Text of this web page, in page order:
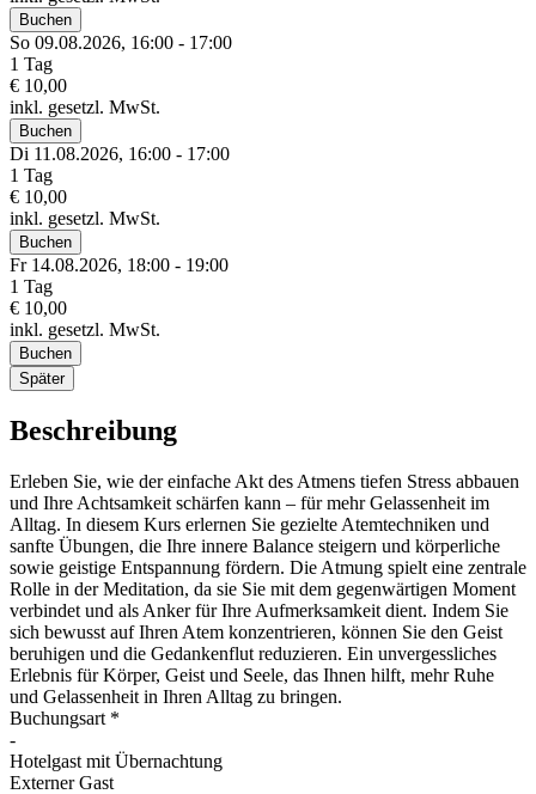
Buchen
So 09.08.2026, 16:00 - 17:00
1 Tag
€ 10,00
inkl. gesetzl. MwSt.
Buchen
Di 11.08.2026, 16:00 - 17:00
1 Tag
€ 10,00
inkl. gesetzl. MwSt.
Buchen
Fr 14.08.2026, 18:00 - 19:00
1 Tag
€ 10,00
inkl. gesetzl. MwSt.
Buchen
Später
Beschreibung
Erleben Sie, wie der einfache Akt des Atmens tiefen Stress abbauen
und Ihre Achtsamkeit schärfen kann – für mehr Gelassenheit im
Alltag. In diesem Kurs erlernen Sie gezielte Atemtechniken und
sanfte Übungen, die Ihre innere Balance steigern und körperliche
sowie geistige Entspannung fördern. Die Atmung spielt eine zentrale
Rolle in der Meditation, da sie Sie mit dem gegenwärtigen Moment
verbindet und als Anker für Ihre Aufmerksamkeit dient. Indem Sie
sich bewusst auf Ihren Atem konzentrieren, können Sie den Geist
beruhigen und die Gedankenflut reduzieren. Ein unvergessliches
Erlebnis für Körper, Geist und Seele, das Ihnen hilft, mehr Ruhe
und Gelassenheit in Ihren Alltag zu bringen.
Buchungsart *
-
Hotelgast mit Übernachtung
Externer Gast